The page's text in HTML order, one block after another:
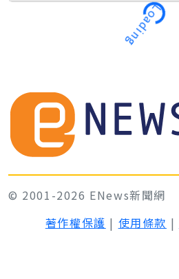
Loading
© 2001-2026 ENews新聞網
著作權保護 | 使用條款 |